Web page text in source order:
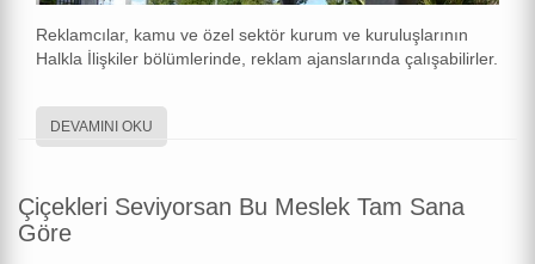
Reklamcılar, kamu ve özel sektör kurum ve kuruluşlarının
Halkla İlişkiler bölümlerinde, reklam ajanslarında çalışabilirler.
DEVAMINI OKU
Çiçekleri Seviyorsan Bu Meslek Tam Sana
Göre